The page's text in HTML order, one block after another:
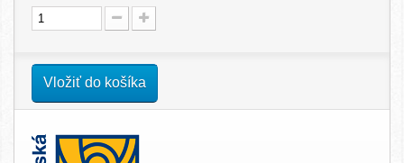
Vložiť do košíka